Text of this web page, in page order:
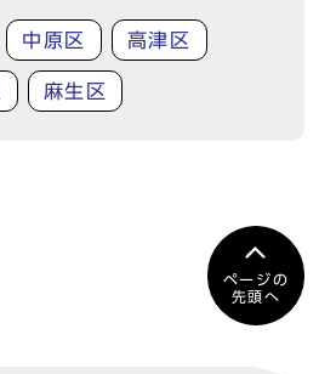
中原区 高津区
麻生区
ページの
先頭へ